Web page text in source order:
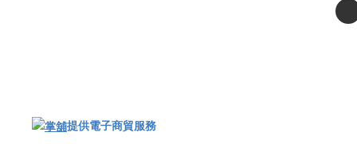
提供電子商貿服務